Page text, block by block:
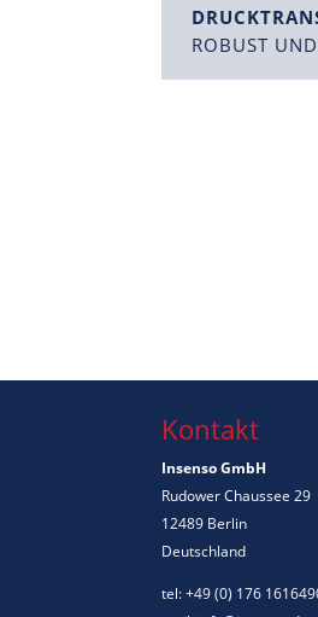
ROBUST
Kontakt
Insenso GmbH
Rudower Chaussee 29
12489 Berlin
Deutschland
tel: +49 (0) 176